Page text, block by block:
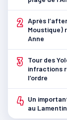
2 Après
Moustique)
Anne
3
Tour des
infractions
l’ordre
4 Un
au Lamentin